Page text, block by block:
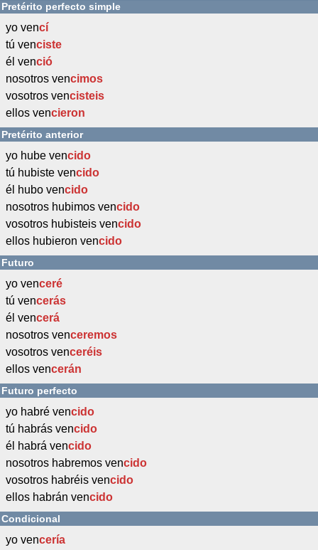
Pretérito perfecto simple
yo vencí
tú venciste
él venció
nosotros vencimos
vosotros vencisteis
ellos vencieron
Pretérito anterior
yo hube vencido
tú hubiste vencido
él hubo vencido
nosotros hubimos vencido
vosotros hubisteis vencido
ellos hubieron vencido
Futuro
yo venceré
tú vencerás
él vencerá
nosotros venceremos
vosotros venceréis
ellos vencerán
Futuro perfecto
yo habré vencido
tú habrás vencido
él habrá vencido
nosotros habremos vencido
vosotros habréis vencido
ellos habrán vencido
Condicional
yo vencería